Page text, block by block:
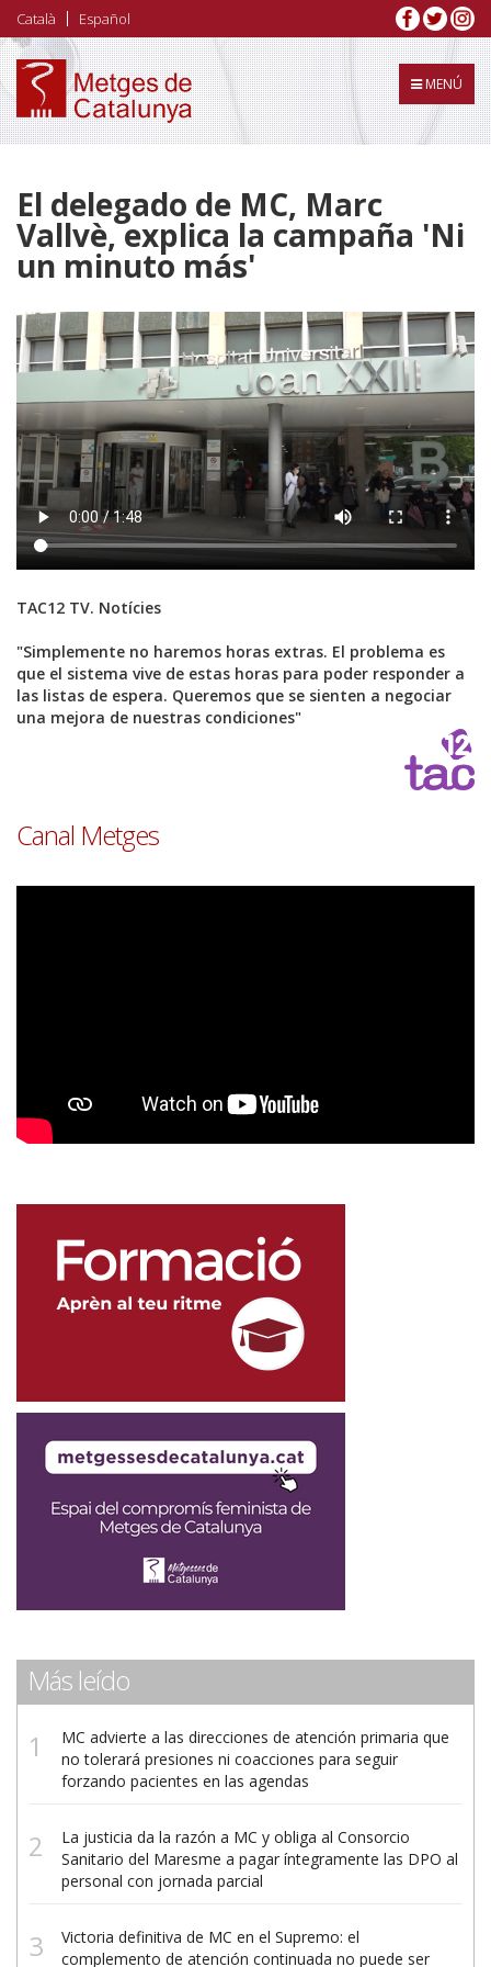
Pasar
al
contenido
principal
Català Español
MENÚ
El delegado de MC, Marc
Vallvè, explica la campaña 'Ni
un minuto más'
TAC12 TV. Notícies
"Simplemente no haremos horas extras. El problema es
que el sistema vive de estas horas para poder responder a
las listas de espera. Queremos que se sienten a negociar
una mejora de nuestras condiciones"
Canal Metges
Más leído
MC advierte a las direcciones de atención primaria que
no tolerará presiones ni coacciones para seguir
forzando pacientes en las agendas
La justicia da la razón a MC y obliga al Consorcio
Sanitario del Maresme a pagar íntegramente las DPO al
personal con jornada parcial
Victoria definitiva de MC en el Supremo: el
complemento de atención continuada no puede ser